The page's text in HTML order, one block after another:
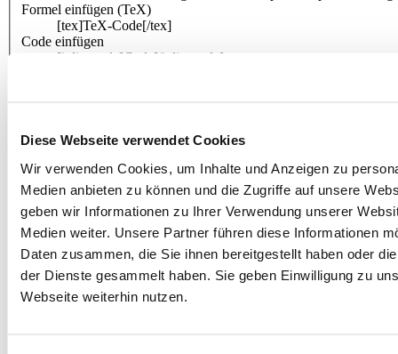
Diese Webseite verwendet Cookies
Wir verwenden Cookies, um Inhalte und Anzeigen zu
Medien anbieten zu können und die Zugriffe auf unsere
geben wir Informationen zu Ihrer Verwendung unserer
Medien weiter. Unsere Partner führen diese Informationen
Daten zusammen, die Sie ihnen bereitgestellt haben oder
der Dienste gesammelt haben. Sie geben Einwilligung zu
Webseite weiterhin nutzen.
Formel einfügen (TeX)
[tex]TeX-Code[/tex]
Code einfügen
[inlinecode]Code[/inlinecode]
[code=perl]Code[/code]
[code=sql]Code[/code]
[code=xml]Code[/code]
:-)
;-)
:-P